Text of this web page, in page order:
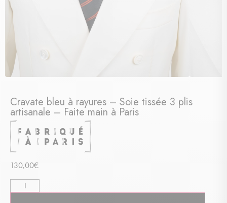
Cravate bleu à rayures – Soie tissée 3 plis
artisanale – Faite main à Paris
130,00€